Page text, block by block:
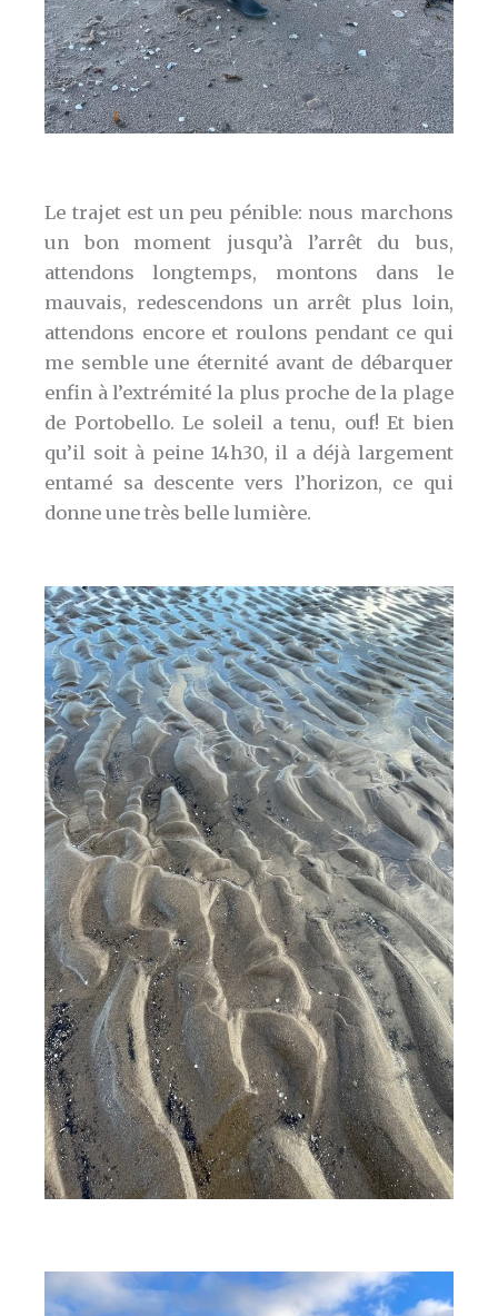
Le trajet est un peu pénible: nous marchons
un bon moment jusqu’à l’arrêt du bus,
attendons longtemps, montons dans le
mauvais, redescendons un arrêt plus loin,
attendons encore et roulons pendant ce qui
me semble une éternité avant de débarquer
enfin à l’extrémité la plus proche de la plage
de Portobello. Le soleil a tenu, ouf! Et bien
qu’il soit à peine 14h30, il a déjà largement
entamé sa descente vers l’horizon, ce qui
donne une très belle lumière.